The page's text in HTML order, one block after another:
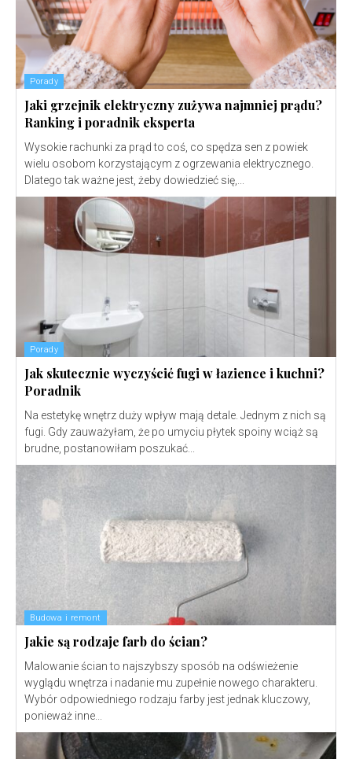
Porady
Jaki grzejnik elektryczny zużywa najmniej prądu?
Ranking i poradnik eksperta
Wysokie rachunki za prąd to coś, co spędza sen z powiek
wielu osobom korzystającym z ogrzewania elektrycznego.
Dlatego tak ważne jest, żeby dowiedzieć się,...
Porady
Jak skutecznie wyczyścić fugi w łazience i kuchni?
Poradnik
Na estetykę wnętrz duży wpływ mają detale. Jednym z nich są
fugi. Gdy zauważyłam, że po umyciu płytek spoiny wciąż są
brudne, postanowiłam poszukać...
Budowa i remont
Jakie są rodzaje farb do ścian?
Malowanie ścian to najszybszy sposób na odświeżenie
wyglądu wnętrza i nadanie mu zupełnie nowego charakteru.
Wybór odpowiedniego rodzaju farby jest jednak kluczowy,
ponieważ inne...